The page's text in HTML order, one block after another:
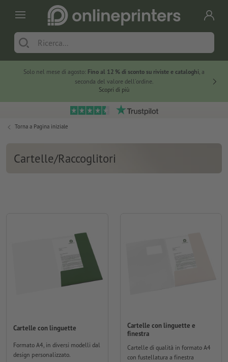
Solo nel mese di agosto: Fino al 12 % di sconto su riviste e cataloghi, a
seconda del valore dell'ordine.
Scopri di più
Torna a Pagina iniziale
Cartelle/Raccoglitori
Cartelle con linguette
Formato A4, in diversi modelli dal
design personalizzato.
Cartelle con linguette e
finestra
Cartelle di qualità in formato A4
con fustellatura a finestra